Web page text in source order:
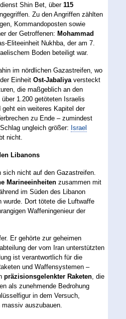
Shin Bet, über115
Zu den Angriffen zählten
Kommandoposten sowie
der Getroffenen: Mohammad
Eliteeinheit Nukhba, der am 7.
Boden beteiligt war.
im nördlichen Gazastreifen, wo
EinheitOst-Jabaliyaversteckt
die maßgeblich an den
1.200 getöteten Israelis
ein weiteres Kapitel der
zu Ende – zumindest
ungleich größer: Israel
nicht.
Libanons
sich nicht auf den Gazastreifen.
Marineeinheiten zusammen mit
im Süden des Libanon
wurde. Dort tötete die Luftwaffe
Waffeningenieur der
Er gehörte zur geheimen
der vom Iran unterstützten
ist verantwortlich für die
und Waffensystemen –
präzisionsgelenkter Raketen, die
als zunehmende Bedrohung
in dem Versuch,
auszubauen.